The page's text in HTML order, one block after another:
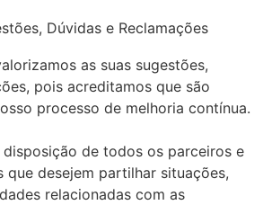
Dúvidas e Reclamações
as suas sugestões,
pois acreditamos que são
processo de melhoria contínua.
disposição de todos os parceiros e
que desejem partilhar situações,
relacionadas com as